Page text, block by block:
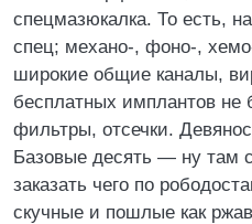
спецмазюкалка. То есть,
спец; механо-, фоно-,
широкие общие каналы,
бесплатных имплантов
фильтры, отсечки.
Базовые десять — ну там
заказать чего по
скучные и пошлые как